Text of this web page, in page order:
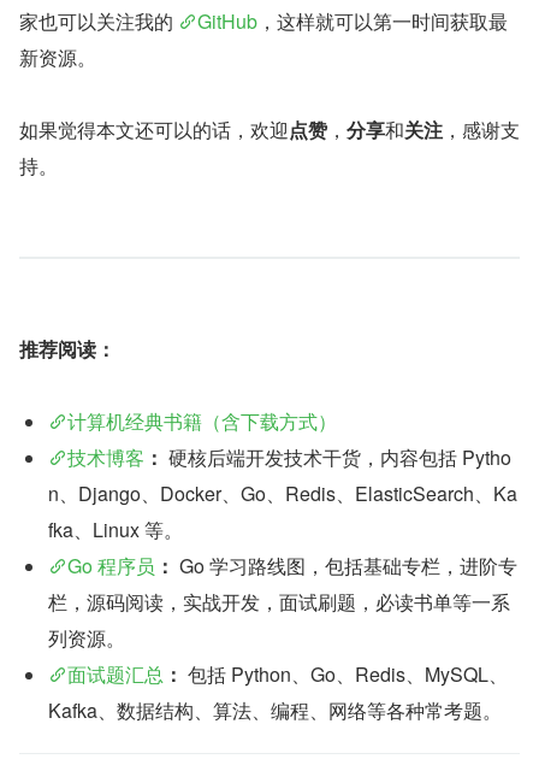
家也可以关注我的
GitHub ，这样就可以第一时间获取最
新资源。
如果觉得本文还可以的话，欢迎点赞 ， 分享和关注 ，感谢支
持。
推荐阅读：
计算机经典书籍（含下载方式）
技术博客 ： 硬核后端开发技术干货，内容包括 Pytho
n、Django、Docker、Go、Redis、ElasticSearch、Ka
fka、Linux 等。
Go 程序员 ： Go 学习路线图，包括基础专栏，进阶专
栏，源码阅读，实战开发，面试刷题，必读书单等一系
列资源。
面试题汇总 ： 包括 Python、Go、Redis、MySQL、
Kafka、数据结构、算法、编程、网络等各种常考题。